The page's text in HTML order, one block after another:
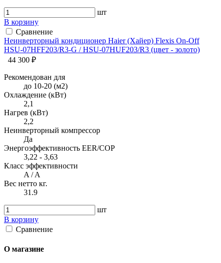
шт
В корзину
Сравнение
Неинверторный кондиционер Haier (Хайер) Flexis On-Off
HSU-07HFF203/R3-G / HSU-07HUF203/R3 (цвет - золото)
44 300 ₽
Рекомендован для
до 10-20 (м2)
Охлаждение (кВт)
2,1
Нагрев (кВт)
2,2
Неинверторный компрессор
Да
Энергоэффективность EER/COP
3,22 - 3,63
Класс эффективности
A / A
Вес нетто кг.
31.9
шт
В корзину
Сравнение
О магазине